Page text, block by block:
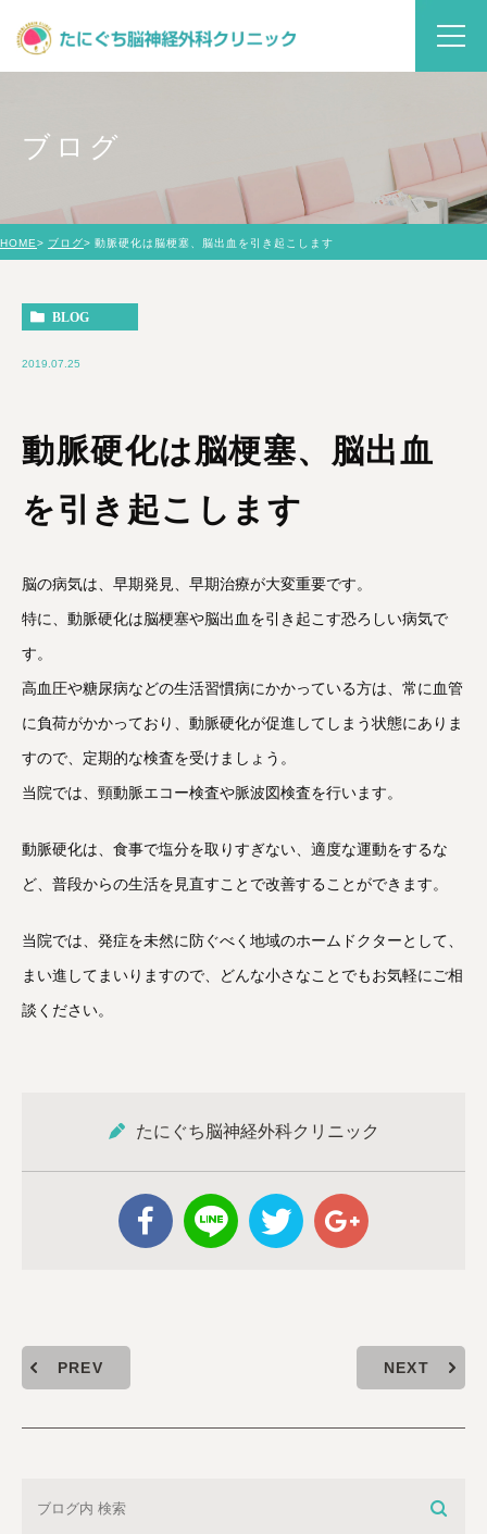
ブログ
HOME ブログ 動脈硬化は脳梗塞、脳出血を引き起こします
BLOG
2019.07.25
動脈硬化は脳梗塞、脳出血
を引き起こします
脳の病気は、早期発見、早期治療が大変重要です。
特に、動脈硬化は脳梗塞や脳出血を引き起こす恐ろしい病気で
す。
高血圧や糖尿病などの生活習慣病にかかっている方は、常に血管
に負荷がかかっており、動脈硬化が促進してしまう状態にありま
すので、定期的な検査を受けましょう。
当院では、頸動脈エコー検査や脈波図検査を行います。
動脈硬化は、食事で塩分を取りすぎない、適度な運動をするな
ど、普段からの生活を見直すことで改善することができます。
当院では、発症を未然に防ぐべく地域のホームドクターとして、
まい進してまいりますので、どんな小さなことでもお気軽にご相
談ください。
たにぐち脳神経外科クリニック
PREV NEXT